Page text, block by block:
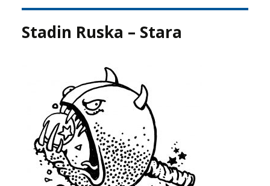
Stadin Ruska – Stara